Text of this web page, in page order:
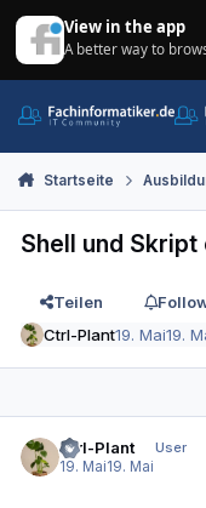
View in the app
A better way to
Startseite
Shell und Skript
Teilen
Ctrl-Plant19. Mai19.
Ctrl-Plant
User
19. Mai19. Mai